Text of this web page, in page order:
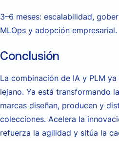
3–6 meses: escalabilidad,
MLOps y adopción empresarial.
Conclusión
La combinación de IA y PLM
lejano. Ya está transformando
marcas diseñan, producen y
colecciones. Acelera la
refuerza la agilidad y sitúa la